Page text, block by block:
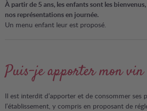
À partir de 5 ans, les enfants sont les
nos représentations en journée.
Un menu enfant leur est proposé.
Puis-je apporter mon vin
Il est interdit d’apporter et de consommer ses
l’établissement, y compris en proposant de